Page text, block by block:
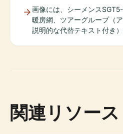
画像には、シーメンス
暖房網、ツアーグループ（
説明的な代替テキスト付き）
関連リソース